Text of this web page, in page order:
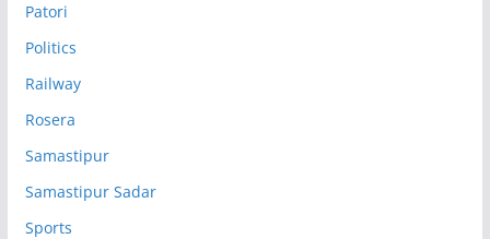
Patori
Politics
Railway
Rosera
Samastipur
Samastipur Sadar
Sports